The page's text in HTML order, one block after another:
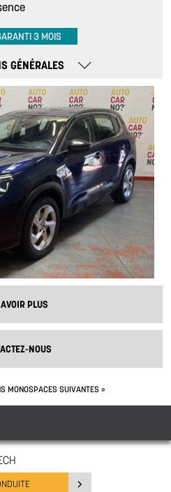
3 MOIS
GÉNÉRALES
PLUS
NOUS
MONOSPACES SUIVANTES »